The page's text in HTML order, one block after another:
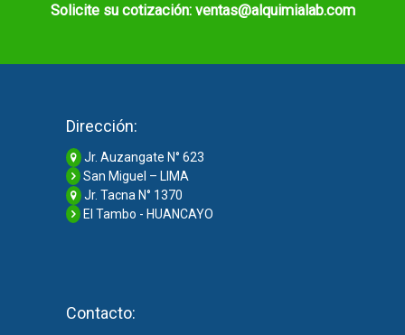
Solicite su cotización: ventas@alquimialab.com
Dirección:
Jr. Auzangate N° 623
San Miguel – LIMA
Jr. Tacna N° 1370
El Tambo - HUANCAYO
Contacto: